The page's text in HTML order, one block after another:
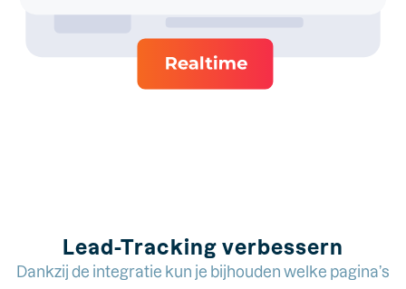
Lead-Tracking verbessern
Dankzij de integratie kun je bijhouden welke pagina’s